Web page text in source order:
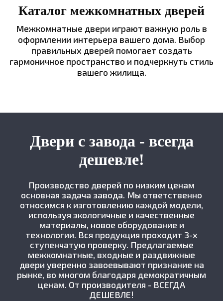
Каталог межкомнатных дверей
Межкомнатные двери играют важную роль в
оформлении интерьера вашего дома. Выбор
правильных дверей помогает создать
гармоничное пространство и подчеркнуть стиль
вашего жилища.
Двери с завода - всегда
дешевле!
Производство дверей по низким ценам
основная задача завода. Мы ответственно
относимся к изготовлению каждой модели,
используя экологичные и качественные
материалы, новое оборудование и
технологии. Вся продукция проходит 3-х
ступенчатую проверку. Предлагаемые
межкомнатные, входные и раздвижные
двери уверенно завоевывают признание на
рынке, во многом благодаря демократичным
ценам. От производителя - ВСЕГДА
ДЕШЕВЛЕ!